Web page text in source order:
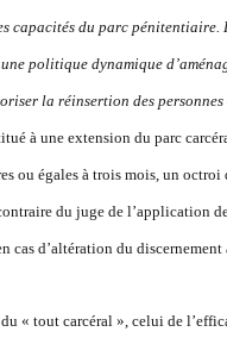
capacités du parc
politique dynamique
la réinsertion des
à une extension du parc
ou égales à trois mois, un
du juge de l’application
cas d’altération du discernement
« tout carcéral », celui de